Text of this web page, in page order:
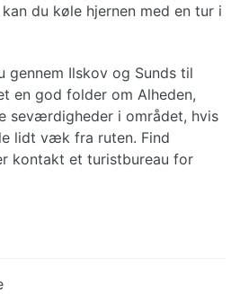
du køle hjernen med en tur i
Ilskov og Sunds til
en god folder om Alheden,
seværdigheder i området, hvis
lidt væk fra ruten. Find
kontakt et turistbureau for